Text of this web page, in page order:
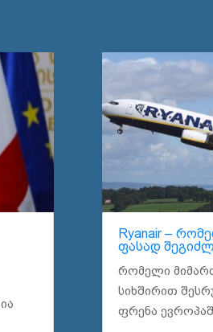
Ryanair –
ფასად
რომელი
სიხშირით
ფრენა